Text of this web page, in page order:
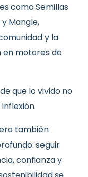
como Semillas
Mangle,
y la
en motores de
que lo vivido no
también
seguir
confianza y